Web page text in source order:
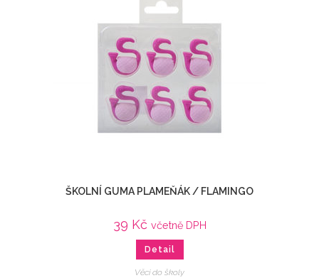
ŠKOLNÍ GUMA PLAMEŇÁK / FLAMINGO
39 Kč včetně DPH
Detail
Věci do školy